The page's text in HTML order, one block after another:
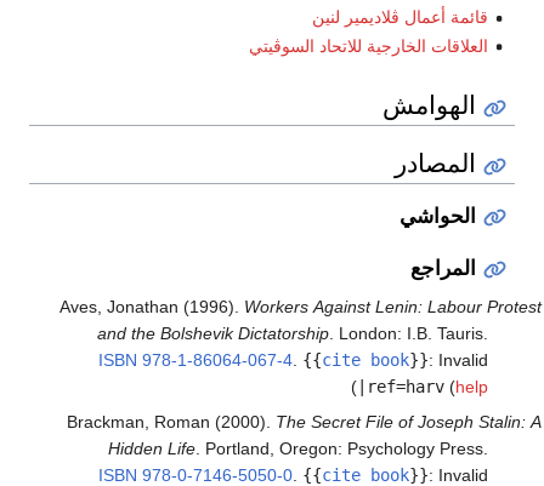
قائمة أعمال ڤلاديمير لنين
العلاقات الخارجية للاتحاد السوڤيتي
الهوامش
المصادر
الحواشي
المراجع
Aves, Jonathan (1996). Workers Against Lenin: Labour Protest
and the Bolshevik Dictatorship. London: I.B. Tauris.
ISBN 978-1-86064-067-4. {{cite book}}: Invalid
|ref=harv(help
)
Brackman, Roman (2000). The Secret File of Joseph Stalin: A
Hidden Life. Portland, Oregon: Psychology Press.
ISBN 978-0-7146-5050-0. {{cite book}}: Invalid